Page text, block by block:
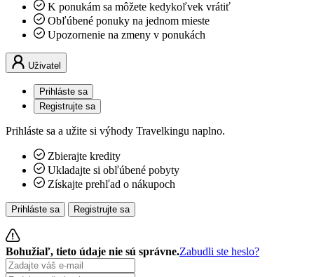
K ponukám sa môžete kedykoľvek vrátiť
Obľúbené ponuky na jednom mieste
Upozornenie na zmeny v ponukách
Uživatel
Prihláste sa
Registrujte sa
Prihláste sa a užite si výhody Travelkingu naplno.
Zbierajte kredity
Ukladajte si obľúbené pobyty
Získajte prehľad o nákupoch
Prihláste sa Registrujte sa
Bohužiaľ, tieto údaje nie sú správne.Zabudli ste heslo?